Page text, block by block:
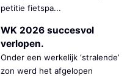
petitie fietspa...
WK 2026 succesvol
verlopen.
Onder een werkelijk ‘stralende’
zon werd het afgelopen